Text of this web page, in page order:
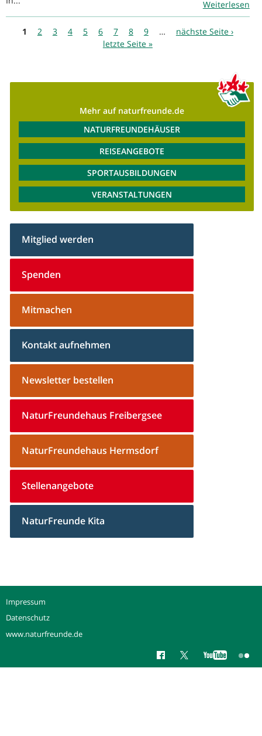
Weiterlesen
Seiten
1 2 3 4 5 6 7 8 9 …
nächste Seite ›
letzte Seite »
Mehr auf naturfreunde.de
NATURFREUNDEHÄUSER
REISEANGEBOTE
SPORTAUSBILDUNGEN
VERANSTALTUNGEN
Mitglied werden
Spenden
Mitmachen
Kontakt aufnehmen
Newsletter bestellen
NaturFreundehaus Freibergsee
NaturFreundehaus Hermsdorf
Stellenangebote
NaturFreunde Kita
Impressum
Datenschutz
www.naturfreunde.de